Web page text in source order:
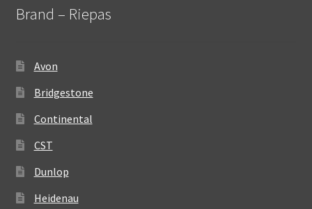
Brand – Riepas
Avon
Bridgestone
Continental
CST
Dunlop
Heidenau